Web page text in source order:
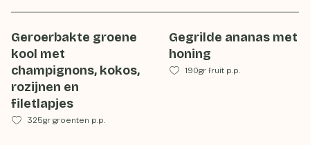
Geroerbakte groene
kool met
champignons, kokos,
rozijnen en
filetlapjes
325gr groenten p.p.
Gegrilde ananas met
honing
190gr fruit p.p.